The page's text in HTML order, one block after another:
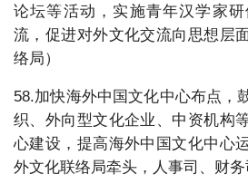
论坛等活动，实施青年汉学家
流，促进对外文化交流向思想层
络局）
58.加快海外中国文化中心布点，
织、外向型文化企业、中资机构
心建设，提高海外中国文化中心
外文化联络局牵头，人事司、财务